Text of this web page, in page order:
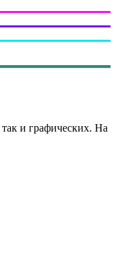
и графических. На